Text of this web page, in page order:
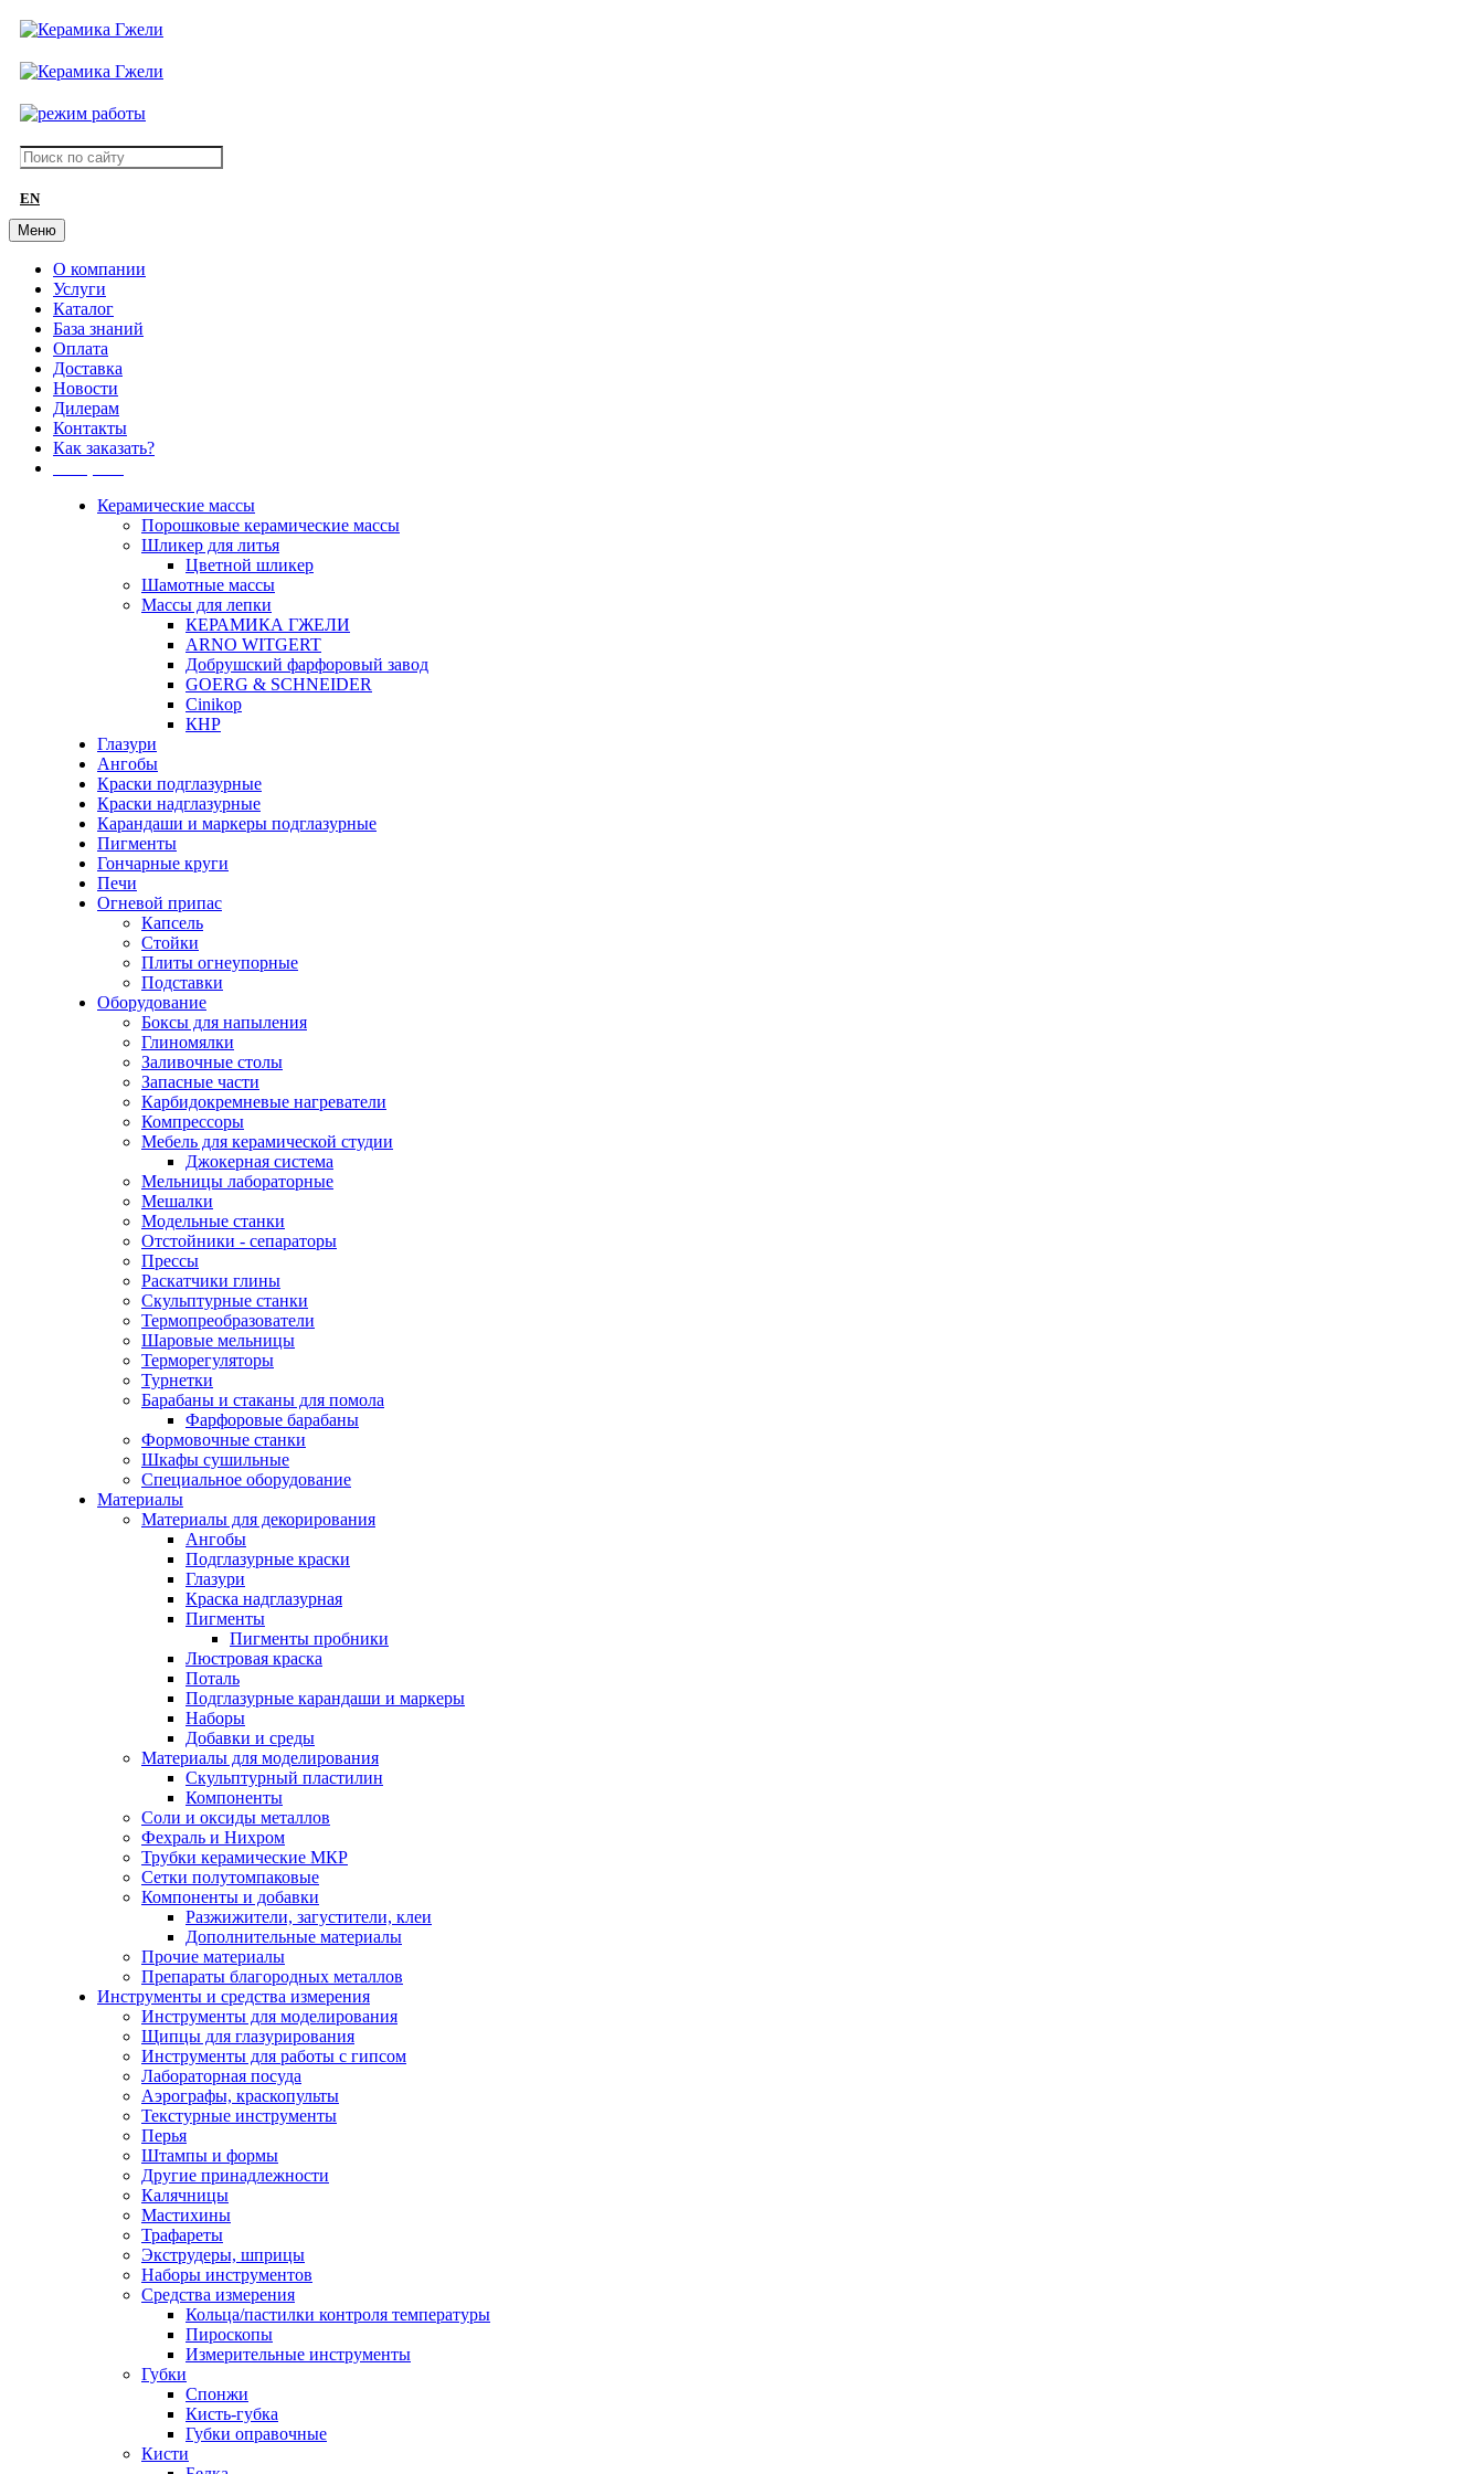
EN
Меню
О компании
Услуги
Каталог
База знаний
Оплата
Доставка
Новости
Дилерам
Контакты
Как заказать?
Керамические массы
Порошковые керамические массы
Шликер для литья
Цветной шликер
Шамотные массы
Массы для лепки
КЕРАМИКА ГЖЕЛИ
ARNO WITGERT
Добрушский фарфоровый завод
GOERG & SCHNEIDER
Cinikop
КНР
Глазури
Ангобы
Краски подглазурные
Краски надглазурные
Карандаши и маркеры подглазурные
Пигменты
Гончарные круги
Печи
Огневой припас
Капсель
Стойки
Плиты огнеупорные
Подставки
Оборудование
Боксы для напыления
Глиномялки
Заливочные столы
Запасные части
Карбидокремневые нагреватели
Компрессоры
Мебель для керамической студии
Джокерная система
Мельницы лабораторные
Мешалки
Модельные станки
Отстойники - сепараторы
Прессы
Раскатчики глины
Скульптурные станки
Термопреобразователи
Шаровые мельницы
Терморегуляторы
Турнетки
Барабаны и стаканы для помола
Фарфоровые барабаны
Формовочные станки
Шкафы сушильные
Специальное оборудование
Материалы
Материалы для декорирования
Ангобы
Подглазурные краски
Глазури
Краска надглазурная
Пигменты
Пигменты пробники
Люстровая краска
Поталь
Подглазурные карандаши и маркеры
Наборы
Добавки и среды
Материалы для моделирования
Скульптурный пластилин
Компоненты
Соли и оксиды металлов
Фехраль и Нихром
Трубки керамические МКР
Сетки полутомпаковые
Компоненты и добавки
Разжижители, загустители, клеи
Дополнительные материалы
Прочие материалы
Препараты благородных металлов
Инструменты и средства измерения
Инструменты для моделирования
Щипцы для глазурирования
Инструменты для работы с гипсом
Лабораторная посуда
Аэрографы, краскопульты
Текстурные инструменты
Перья
Штампы и формы
Другие принадлежности
Калячницы
Мастихины
Трафареты
Экструдеры, шприцы
Наборы инструментов
Средства измерения
Кольца/пастилки контроля температуры
Пироскопы
Измерительные инструменты
Губки
Спонжи
Кисть-губка
Губки оправочные
Кисти